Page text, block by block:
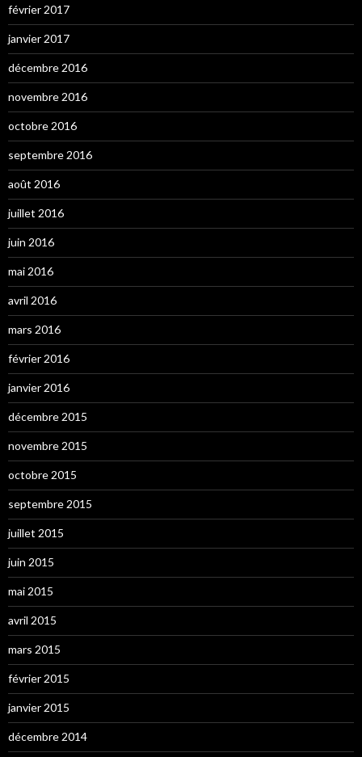
février 2017
janvier 2017
décembre 2016
novembre 2016
octobre 2016
septembre 2016
août 2016
juillet 2016
juin 2016
mai 2016
avril 2016
mars 2016
février 2016
janvier 2016
décembre 2015
novembre 2015
octobre 2015
septembre 2015
juillet 2015
juin 2015
mai 2015
avril 2015
mars 2015
février 2015
janvier 2015
décembre 2014